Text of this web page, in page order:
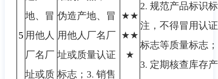
5
地、冒
用他人
厂名厂
址或质
伪造产地、冒
用他人厂名厂
址或质量认证
标志；3. 销售
★★
★★
★
2. 规范产品标识标
注，不得冒用认证
标志等质量标志；
3. 定期核查库存产